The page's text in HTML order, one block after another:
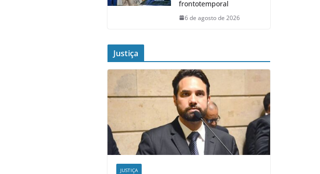
frontotemporal
6 de agosto de 2026
Justiça
JUSTIÇA